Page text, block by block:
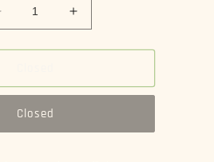
Verringere
Oma
Erhöhe
die
Menge
22
Mango
Closed